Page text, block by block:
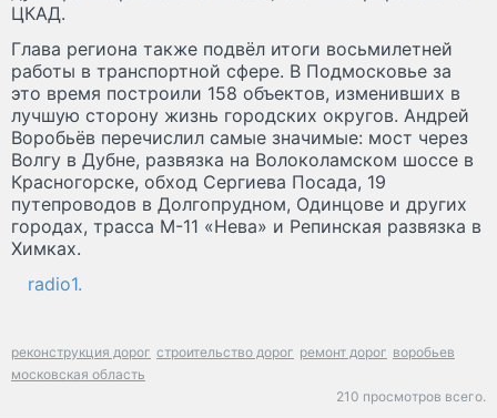
ЦКАД.
Глава региона также подвёл итоги восьмилетней
работы в транспортной сфере. В Подмосковье за
это время построили 158 объектов, изменивших в
лучшую сторону жизнь городских округов. Андрей
Воробьёв перечислил самые значимые: мост через
Волгу в Дубне, развязка на Волоколамском шоссе в
Красногорске, обход Сергиева Посада, 19
путепроводов в Долгопрудном, Одинцове и других
городах, трасса М-11 «Нева» и Репинская развязка в
Химках.
radio1.
реконструкция дорог строительство дорог ремонт дорог воробьев
московская область
210 просмотров всего.